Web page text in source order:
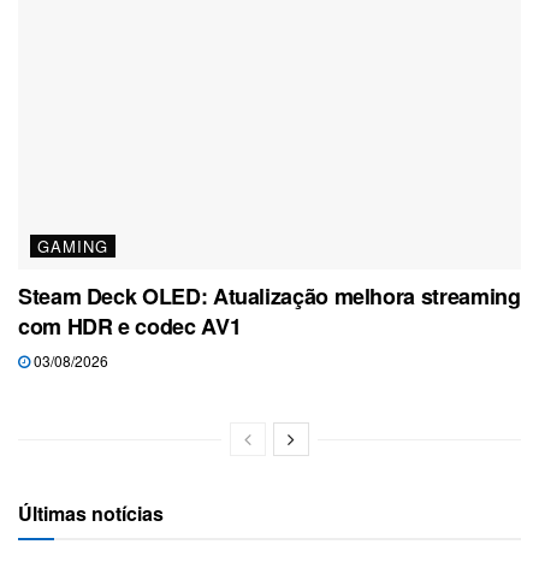
GAMING
Steam Deck OLED: Atualização melhora streaming
com HDR e codec AV1
03/08/2026
Últimas notícias